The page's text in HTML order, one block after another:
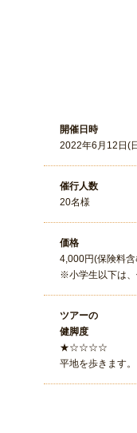
開催日時
2022年6月12日(
催行人数
20名様
価格
4,000円(保険料
※小学生以下は
ツアーの
健脚度
★☆☆☆☆
平地を歩きます。